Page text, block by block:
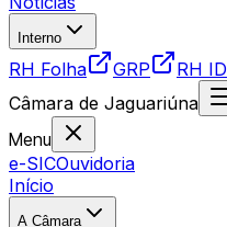
Interno
RH Folha GRP
RH ID
Câmara de Jaguariúna
Menu
e-SICOuvidoria
Início
A Câmara